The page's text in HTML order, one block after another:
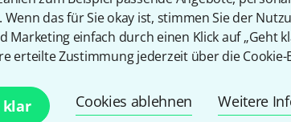
Wenn das für Sie okay ist, stimmen Sie der
Marketing einfach durch einen Klick auf „Geht
erteilte Zustimmung jederzeit über die Cookie-
klar Cookies ablehnen Weitere
mit etwas Glück
E-Mail-Adresse*